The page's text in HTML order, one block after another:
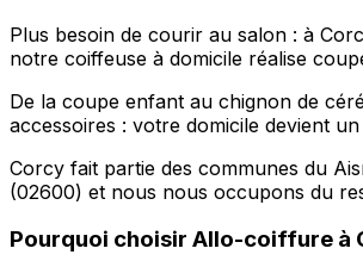
Plus besoin de courir au salon : à
notre coiffeuse à domicile réalise
De la coupe enfant au chignon de
accessoires : votre domicile devient
Corcy fait partie des communes du
(02600) et nous nous occupons du
Pourquoi choisir Allo-coiffure à